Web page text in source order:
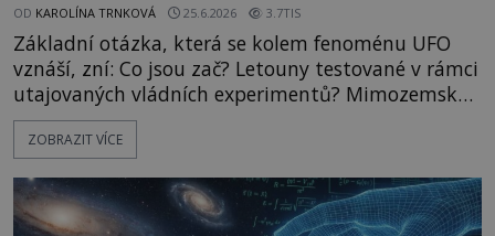
OD KAROLÍNA TRNKOVÁ 25.6.2026 3.7TIS
Základní otázka, která se kolem fenoménu UFO
vznáší, zní: Co jsou zač? Letouny testované v rámci
utajovaných vládních experimentů? Mimozemské
vesmírné lodě plnící na Zemi nám neznámý úkol?
Skokani mezi dimenzemi, putující po mostech
možnostech již desítky let vzrušeně diskutují
vědci, ufologo
ZOBRAZIT VÍCE